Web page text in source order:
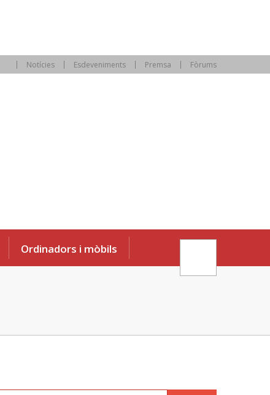
Notícies Esdeveniments Premsa Fòrums
Ordinadors i mòbils